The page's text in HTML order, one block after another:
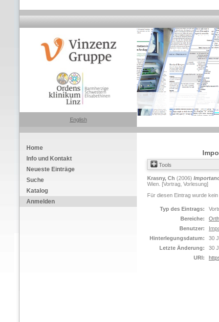
English
Home
Info und Kontakt
Neueste Einträge
Suche
Katalog
Anmelden
Tools
Krasny, Ch (2006)
Wien. [Vortrag, Vorlesung]
Für diesen Eintrag wurde
Typ des Eintrags:
Bereiche:
Benutzer:
Hinterlegungsdatum:
30
Letzte Änderung:
30
URI: